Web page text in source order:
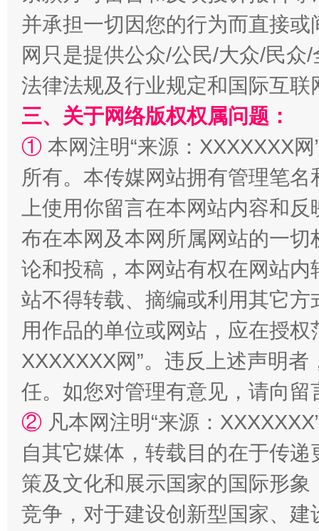
并承担一切因您的行为而直接
网只是提供公众/公民/大众/民
法律法规及行业规定和国际互
三、关于网络版权权属问题：
① 本网注明“来源：XXXXXXX
所有。本传媒网站拥有管理笔
上使用你留言在本网站内容和
布在本网及本网所属网站的一
论和投稿，本网站有权在网站
站不得转载、摘编或利用其它
用作品的单位或网站，应在授
XXXXXXX网”。违反上述声明
任。如您对管理有意见，请向
② 凡本网注明“来源：
自其它媒体，转载目的在于传
策及文化和展示国家的国际形
竞争，对于建设创新型国家、